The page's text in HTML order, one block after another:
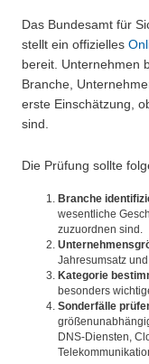
Das Bundesamt für
stellt ein offizielles
bereit. Unternehmen
Branche,
erste Einschätzung,
sind.
Die Prüfung sollte
Branche
wesentliche
zuzuordnen sind.
Jahresumsatz
Kategorie
besonders
Sonderfälle
DNS-Diensten,